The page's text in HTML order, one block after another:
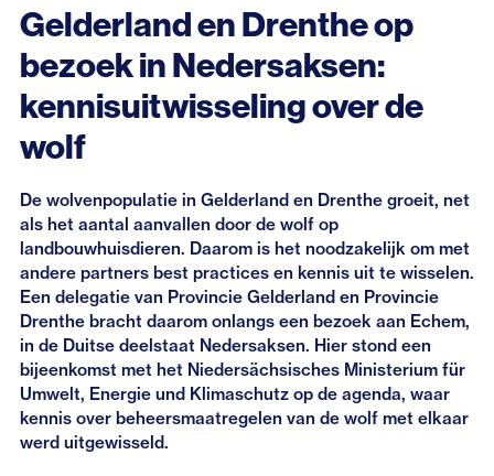
Interviews
Eerdere nieuwsbrieven
Gelderland en Drenthe op
bezoek in Nedersaksen:
kennisuitwisseling over de
wolf
De wolvenpopulatie in Gelderland en Drenthe groeit, net
als het aantal aanvallen door de wolf op
landbouwhuisdieren. Daarom is het noodzakelijk om met
andere partners best practices en kennis uit te wisselen.
Een delegatie van Provincie Gelderland en Provincie
Drenthe bracht daarom onlangs een bezoek aan Echem,
in de Duitse deelstaat Nedersaksen. Hier stond een
bijeenkomst met het Niedersächsisches Ministerium für
Umwelt, Energie und Klimaschutz op de agenda, waar
kennis over beheersmaatregelen van de wolf met elkaar
werd uitgewisseld.